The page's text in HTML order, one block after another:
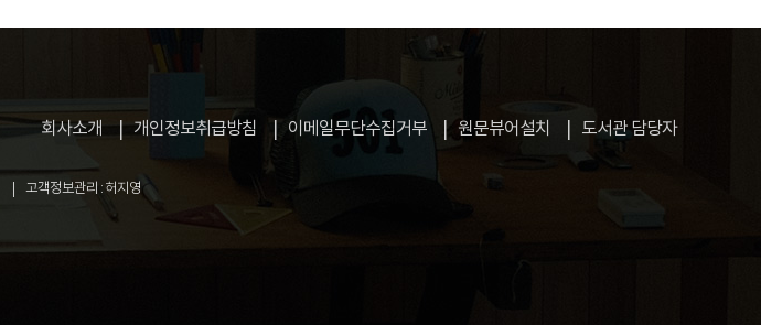
회사소개 개인정보취급방침 이메일무단수집거부 원문뷰어설치 도서관 담당자
고객정보관리 : 허지영